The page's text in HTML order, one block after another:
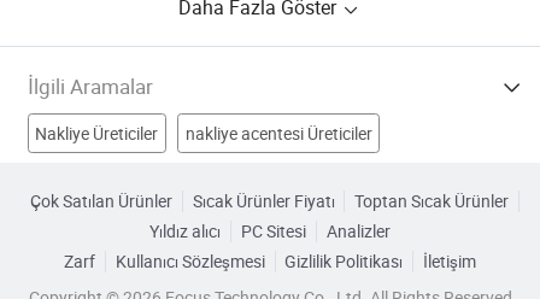
Daha Fazla Göster
İlgili Aramalar
Nakliye Üreticiler nakliye acentesi Üreticiler
çin nakliye acentesi Fabrikalar
Çok Satılan Ürünler Sıcak Ürünler Fiyatı
Toptan Sıcak Ürünler
Yıldız alıcı
PC Sitesi
Analizler
Zarf
Kullanıcı Sözleşmesi Gizlilik Politikası
İletişim